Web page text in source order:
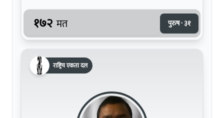
१७२ मत पुरुष · ३१
राष्ट्रिय एकता दल